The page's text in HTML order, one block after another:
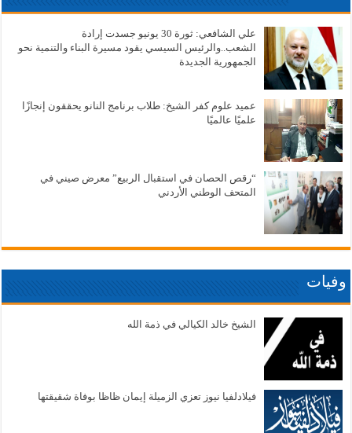
علي الشافعي: ثورة 30 يونيو جسدت إرادة
الشعب..والرئيس السيسي يقود مسيرة البناء والتنمية نحو
الجمهورية الجديدة
عميد علوم كفر الشيخ: طلاب برنامج النانو يحققون إنجازًا
علميًا عالميًا
“رقص الحصان في استقبال الربيع” معرض صيني في
المتحف الوطني الأردني
وفيات
الشيخ خالد الكيالي في ذمة الله
فيلادلفيا نيوز تعزي الزميلة إيمان ظاظا بوفاة شقيقتها